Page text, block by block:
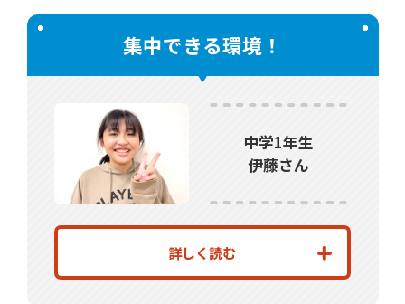
集中できる環境！
中学1年生
伊藤さん
詳しく読む